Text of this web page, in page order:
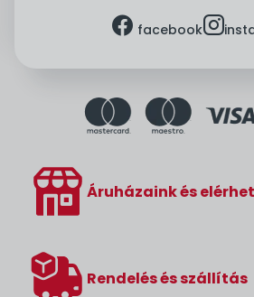
Áruházaink és
Rendelés és szállítás
facebook facebookinstagram